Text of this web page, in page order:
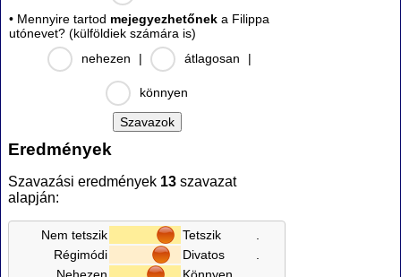
• Mennyire tartod mejegyezhetőnek a Filippa
utónevet? (külföldiek számára is)
nehezen
| átlagosan |
könnyen
Eredmények
Szavazási eredmények 13 szavazat
alapján:
Nem tetszik Tetszik
Régimódi
Divatos
Nehezen
Könnyen